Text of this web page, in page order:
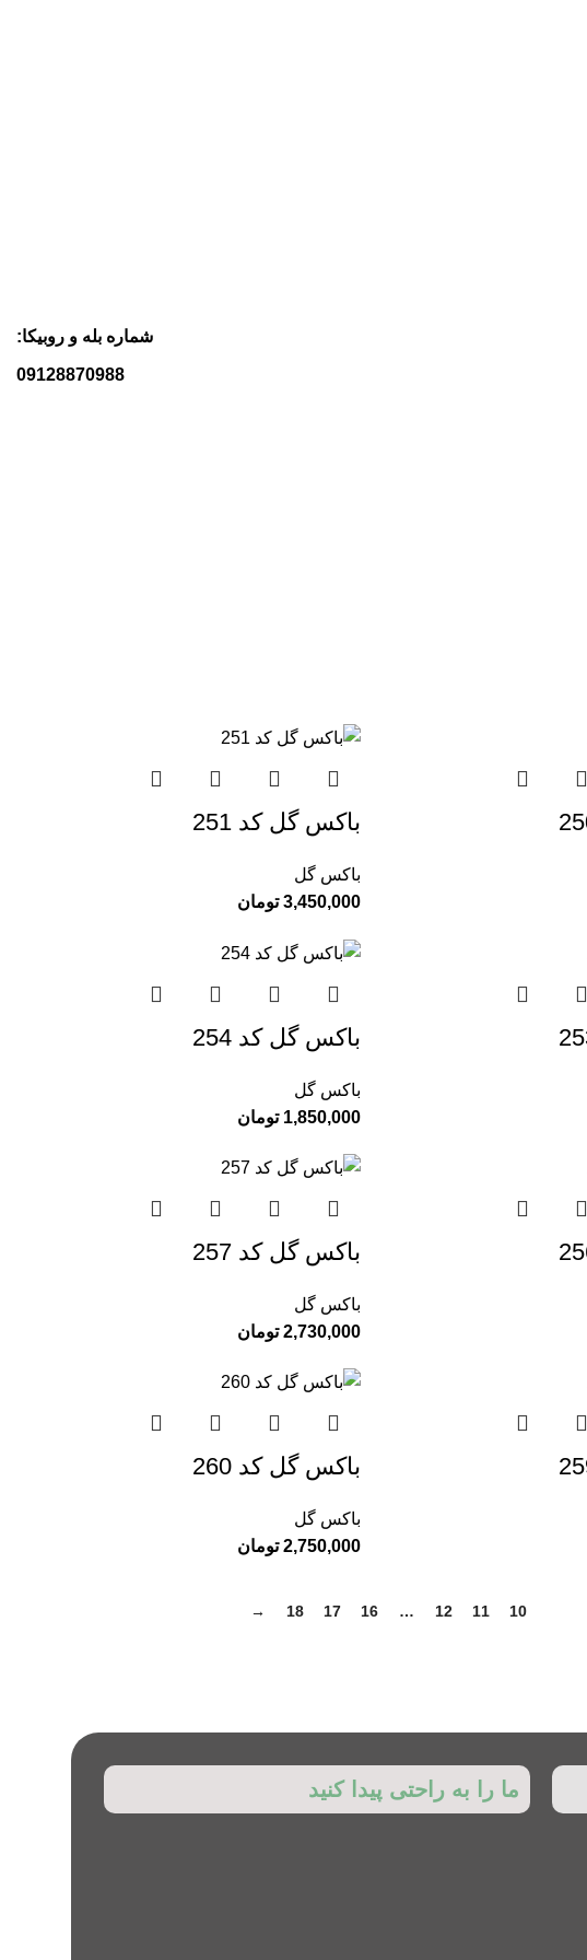
شماره بله و روبیکا:
09128870988
باکس گل کد 251
باکس گل
3,450,000 تومان
باکس گل کد 254
باکس گل
1,850,000 تومان
باکس گل کد 257
باکس گل
2,730,000 تومان
باکس گل کد 260
باکس گل
2,750,000 تومان
10
11
12
…
16
17
18
→
ما را به راحتی پیدا کنید